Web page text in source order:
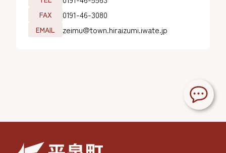
FAX 0191-46-3080
EMAIL zeimu@town.hiraizumi.iwate.jp